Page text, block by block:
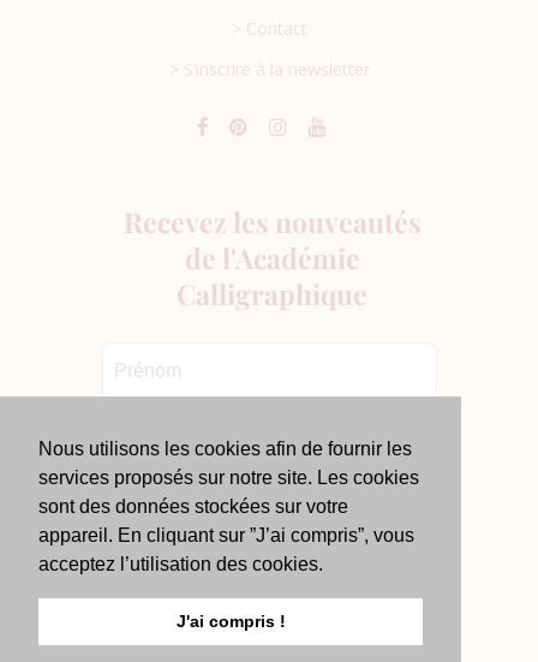
> Contact
> S’inscrire à la newsletter
Nous utilisons les cookies afin de fournir les
services proposés sur notre site. Les cookies
sont des données stockées sur votre
appareil. En cliquant sur ”J’ai compris”, vous
acceptez l’utilisation des cookies.
J'ai compris !